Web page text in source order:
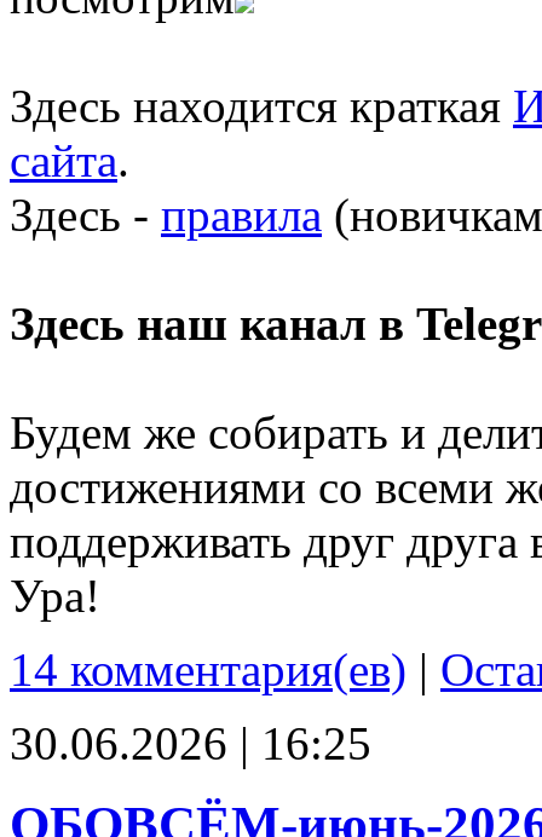
Здесь находится краткая
сайта.
Здесь - правила
Здесь наш канал в
Будем же собирать и
достижениями со всеми
поддерживать друг
Ура!
14 комментария(ев) |
30.06.2026 | 16:25
ОБОВСЁМ-июнь-